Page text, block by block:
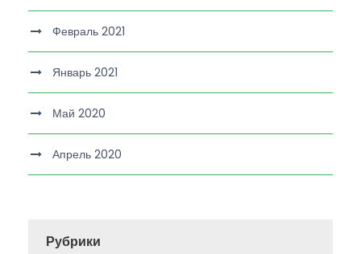
Февраль 2021
Январь 2021
Май 2020
Апрель 2020
Рубрики